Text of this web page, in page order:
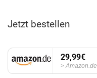
Jetzt bestellen
29,99€
Amazon.de